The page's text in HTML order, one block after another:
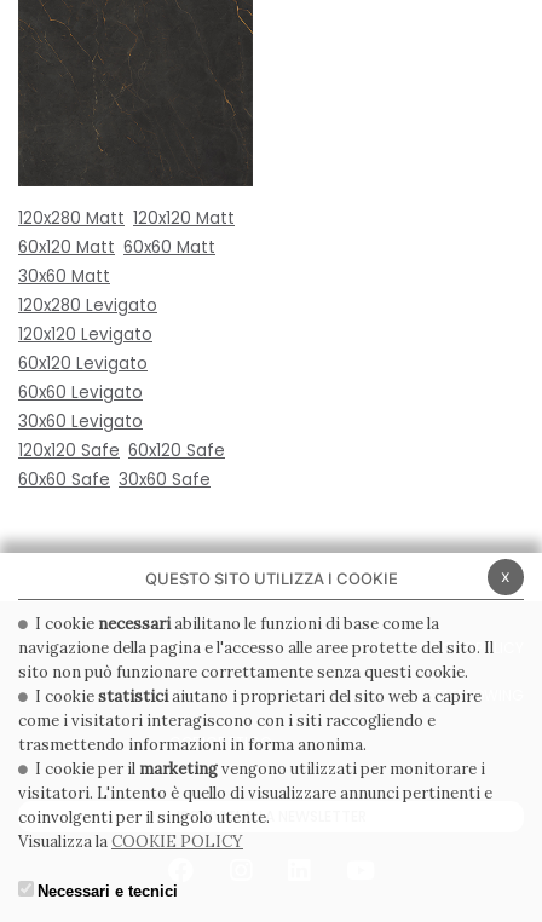
120x280 Matt 120x120 Matt
60x120 Matt 60x60 Matt
30x60 Matt
120x280 Levigato
120x120 Levigato
60x120 Levigato
60x60 Levigato
30x60 Levigato
120x120 Safe 60x120 Safe
60x60 Safe 30x60 Safe
PRIVACY POLICY COOKIE POLICY
CONDIZIONI GENERALI WHISTLEBLOWING
CODICE ETICO
ISCRIVITI ALLA NEWSLETTER
x
QUESTO SITO UTILIZZA I COOKIE
I cookie necessariabilitano le funzioni di base come la
navigazione della pagina e l'accesso alle aree protette del sito. Il
sito non può funzionare correttamente senza questi cookie.
I cookiestatisticiaiutano i proprietari del sito web a capire
come i visitatori interagiscono con i siti raccogliendo e
trasmettendo informazioni in forma anonima.
I cookie per il marketingvengono utilizzati per monitorare i
visitatori. L'intento è quello di visualizzare annunci pertinenti e
coinvolgenti per il singolo utente.
Visualizza laCOOKIE POLICY
Necessari e tecnici